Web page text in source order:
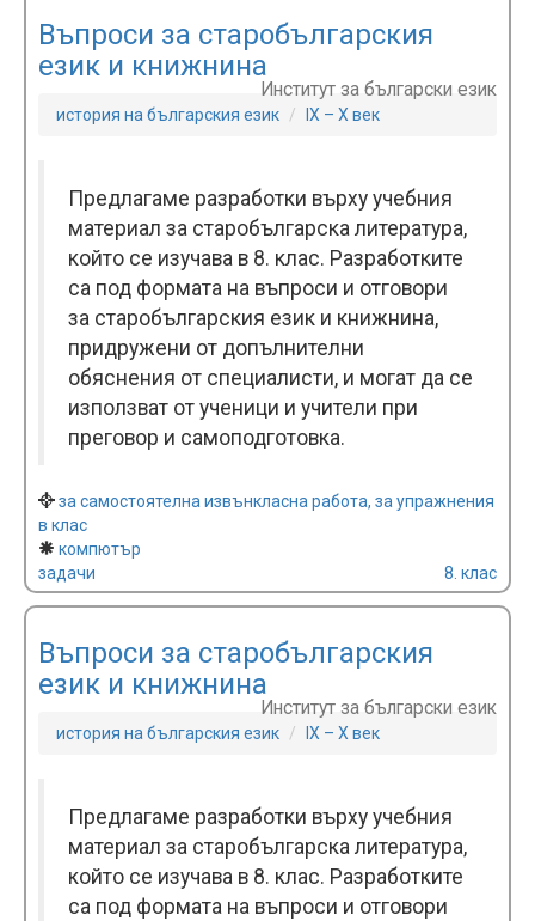
Въпроси за старобългарския
език и книжнина
Институт за български език
история на българския език IX – X век
Предлагаме разработки върху учебния
материал за старобългарска литература,
който се изучава в 8. клас. Разработките
са под формата на въпроси и отговори
за старобългарския език и книжнина,
придружени от допълнителни
обяснения от специалисти, и могат да се
използват от ученици и учители при
преговор и самоподготовка.
за самостоятелна извънкласна работа, за упражнения
в клас
компютър
задачи
8. клас
Въпроси за старобългарския
език и книжнина
Институт за български език
история на българския език IX – X век
Предлагаме разработки върху учебния
материал за старобългарска литература,
който се изучава в 8. клас. Разработките
са под формата на въпроси и отговори